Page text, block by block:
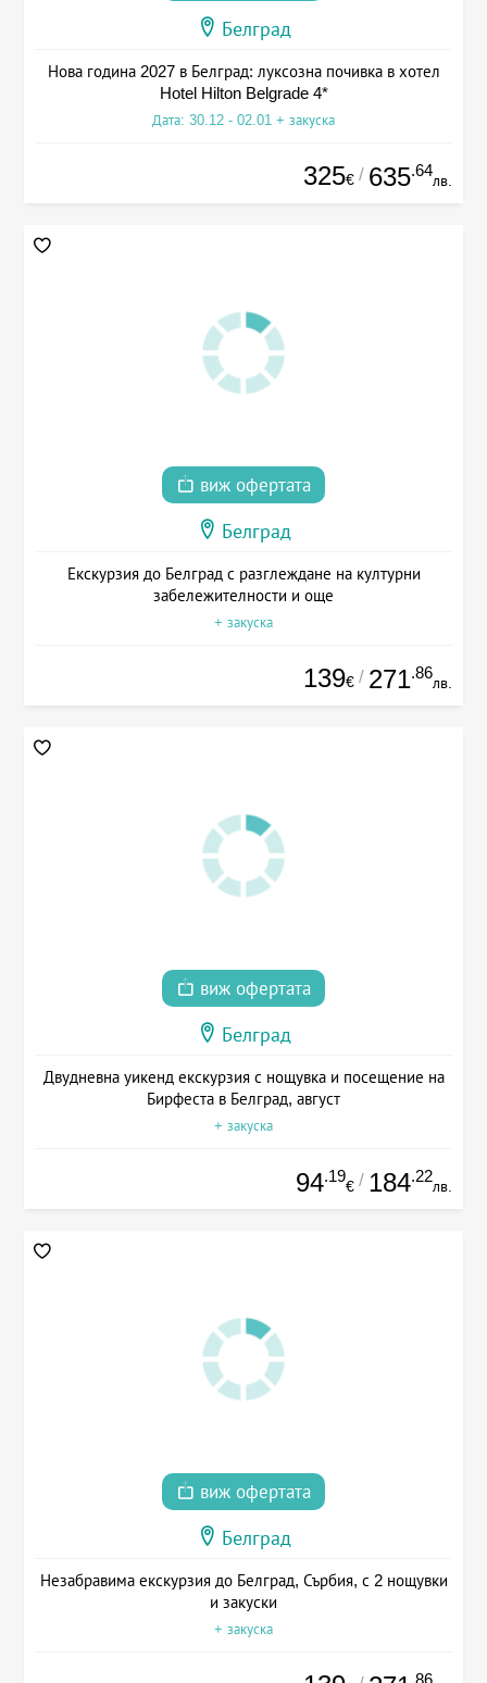
Белград
Нова година 2027 в Белград: луксозна почивка в хотел
Hotel Hilton Belgrade 4*
Дата: 30.12 - 02.01 + закуска
325€ / 635.64
лв.
виж офертата
Белград
Екскурзия до Белград с разглеждане на културни
забележителности и още
+ закуска
139€ / 271.86
лв.
виж офертата
Белград
Двудневна уикенд екскурзия с нощувка и посещение на
Бирфеста в Белград, август
+ закуска
94.19
€ / 184.22
лв.
виж офертата
Белград
Незабравима екскурзия до Белград, Сърбия, с 2 нощувки
и закуски
+ закуска
.86